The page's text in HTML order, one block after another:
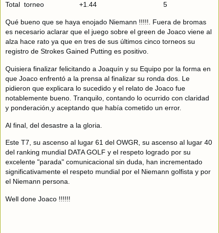
Total torneo +1.44 5
Qué bueno que se haya enojado Niemann !!!!!. Fuera de bromas
es necesario aclarar que el juego sobre el green de Joaco viene al
alza hace rato ya que en tres de sus últimos cinco torneos su
registro de Strokes Gained Putting es positivo.
Quisiera finalizar felicitando a Joaquín y su Equipo por la forma en
que Joaco enfrentó a la prensa al finalizar su ronda dos. Le
pidieron que explicara lo sucedido y el relato de Joaco fue
notablemente bueno. Tranquilo, contando lo ocurrido con claridad
y ponderación,y aceptando que había cometido un error.
Al final, del desastre a la gloria.
Este T7, su ascenso al lugar 61 del OWGR, su ascenso al lugar 40
del ranking mundial DATA GOLF y el respeto logrado por su
excelente "parada" comunicacional sin duda, han incrementado
significativamente el respeto mundial por el Niemann golfista y por
el Niemann persona.
Well done Joaco !!!!!!